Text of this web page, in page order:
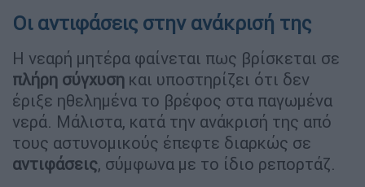
Οι αντιφάσεις στην ανάκρισή της
Η νεαρή μητέρα φαίνεται πως βρίσκεται σε
πλήρη σύγχυση και υποστηρίζει ότι δεν
έριξε ηθελημένα το βρέφος στα παγωμένα
νερά. Μάλιστα, κατά την ανάκρισή της από
τους αστυνομικούς έπεφτε διαρκώς σε
αντιφάσεις, σύμφωνα με το ίδιο ρεπορτάζ.